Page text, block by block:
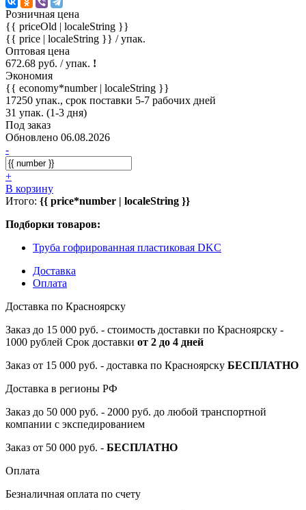
Розничная цена
{{ priceOld | localeString }}
{{ price | localeString }} / упак.
Оптовая цена
672.68 руб. / упак. !
Экономия
{{ economy*number | localeString }}
17250 упак., срок поставки 5-7 рабочих дней
31 упак. (1-3 дня)
Под заказ
Обновлено 06.08.2026
-
+
В корзину
Итого: {{ price*number | localeString }}
Подборки товаров:
Труба гофрированная пластиковая DKC
Доставка
Оплата
Доставка по Красноярску
Заказ до 15 000 руб. - стоимость доставки по Красноярску -
1000 рублей Срок доставки от 2 до 4 дней
Заказ от 15 000 руб. - доставка по Красноярску БЕСПЛАТНО
Доставка в регионы РФ
Заказ до 50 000 руб. - 2000 руб. до любой транспортной
компании с экспедированием
Заказ от 50 000 руб. - БЕСПЛАТНО
Оплата
Безналичная оплата по счету